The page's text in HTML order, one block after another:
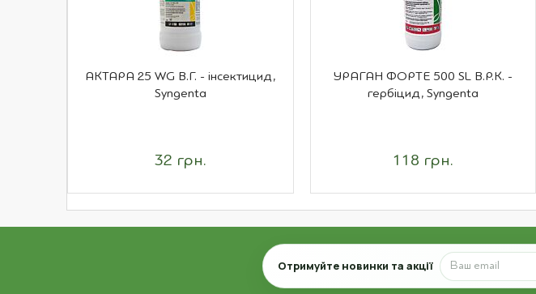
АКТАРА 25 WG В.Г. - інсектицид,
Syngenta
32 грн.
УРАГАН ФОРТЕ 500 SL В.Р.К. -
гербіцид, Syngenta
118 грн.
Email
Отримуйте новинки та акції